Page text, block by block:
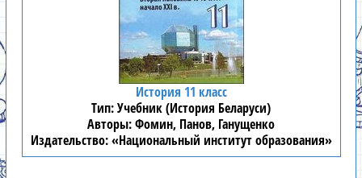
История 11 класс
Учебник (История Беларуси)
Фомин, Панов, Ганущенко
«Национальный институт образования»